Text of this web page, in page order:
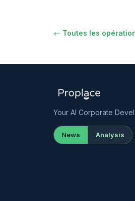
← Toutes les
Your AI Corporate
News Analysis